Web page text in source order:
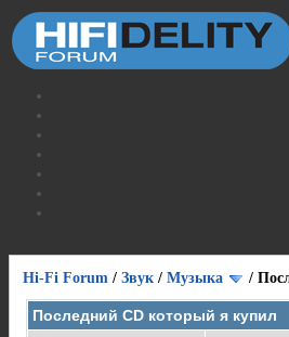
Hi-Fi Forum / Звук / Музыка /
Последний CD который я купил